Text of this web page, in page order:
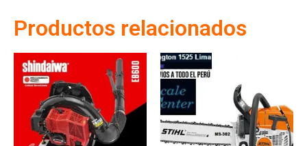
Productos relacionados